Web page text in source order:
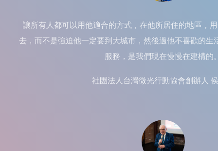
讓所有人都可以用他適合的方式，在他所居住的地區，
去，而不是強迫他一定要到大城市，然後過他不喜歡的生
服務，是我們現在慢慢在建構的
社團法人台灣微光行動協會創辦人